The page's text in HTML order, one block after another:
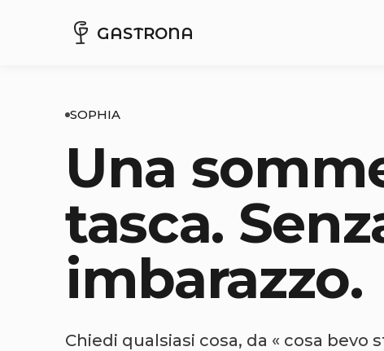
GASTRONA
SOPHIA
Una
tasca.
imbarazzo.
Chiedi qualsiasi cosa, da « cosa bevo